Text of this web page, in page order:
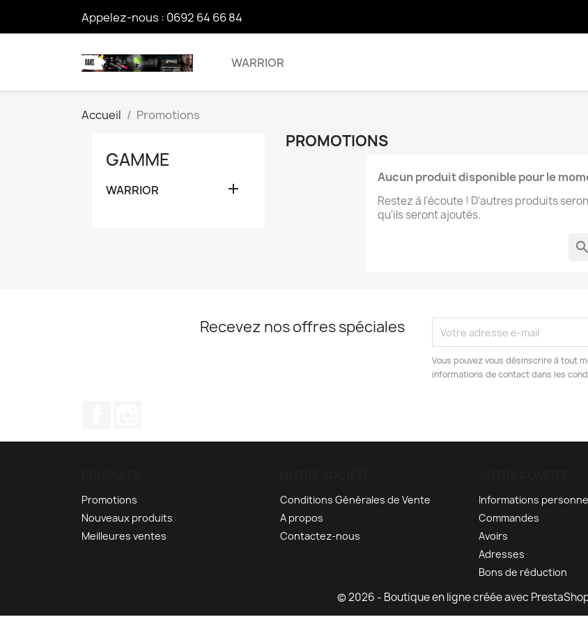
Appelez-nous : 0692 64 66 84
WARRIOR
Accueil Promotions
GAMME
WARRIOR 
PROMOTIONS
Aucun produit disponible pour le
Restez à l'écoute ! D'autres produits
qu'ils seront ajoutés.
search
Recevez nos offres spéciales
Vous pouvez vous désinscrire à tout
informations de contact dans les
Promotions
Nouveaux produits
Meilleures ventes
Conditions Générales de Vente
A propos
Contactez-nous
Informations
Commandes
Avoirs
Adresses
Bons de réduction
© 2026 - Boutique en ligne créée avec